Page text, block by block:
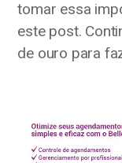
tomar essa
este post.
de ouro para